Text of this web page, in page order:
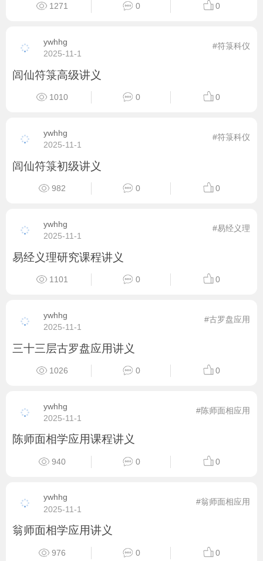
1271 0 0
ywhhg
2025-11-1
#符箓科仪
闾仙符箓高级讲义
1010 0 0
ywhhg
2025-11-1
#符箓科仪
闾仙符箓初级讲义
982 0 0
ywhhg
2025-11-1
#易经义理
易经义理研究课程讲义
1101 0 0
ywhhg
2025-11-1
#古罗盘应用
三十三层古罗盘应用讲义
1026 0 0
ywhhg
2025-11-1
#陈师面相应用
陈师面相学应用课程讲义
940 0 0
ywhhg
2025-11-1
#翁师面相应用
翁师面相学应用讲义
976 0 0